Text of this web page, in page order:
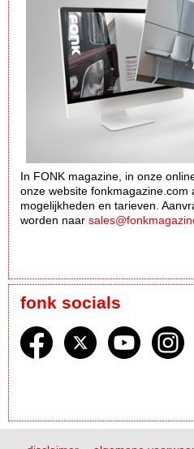
In FONK magazine, in onze
onze website fonkmagazine.com
mogelijkheden en tarieven.
worden naar
fonk socials